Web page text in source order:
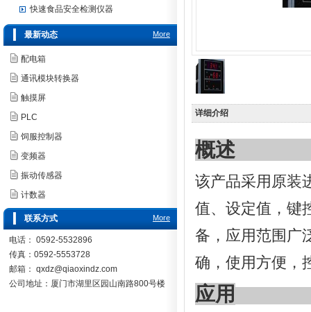
详细介绍
概述
该产品采用原装
值、设定值，键
备，应用范围广
确，使用方便，
应用
快速食品安全检测仪器
More
最新动态
配电箱
通讯模块转换器
触摸屏
PLC
饲服控制器
变频器
振动传感器
计数器
More
联系方式
电话： 0592-5532896
传真：0592-5553728
邮箱： qxdz@qiaoxindz.com
公司地址：厦门市湖里区园山南路800号楼